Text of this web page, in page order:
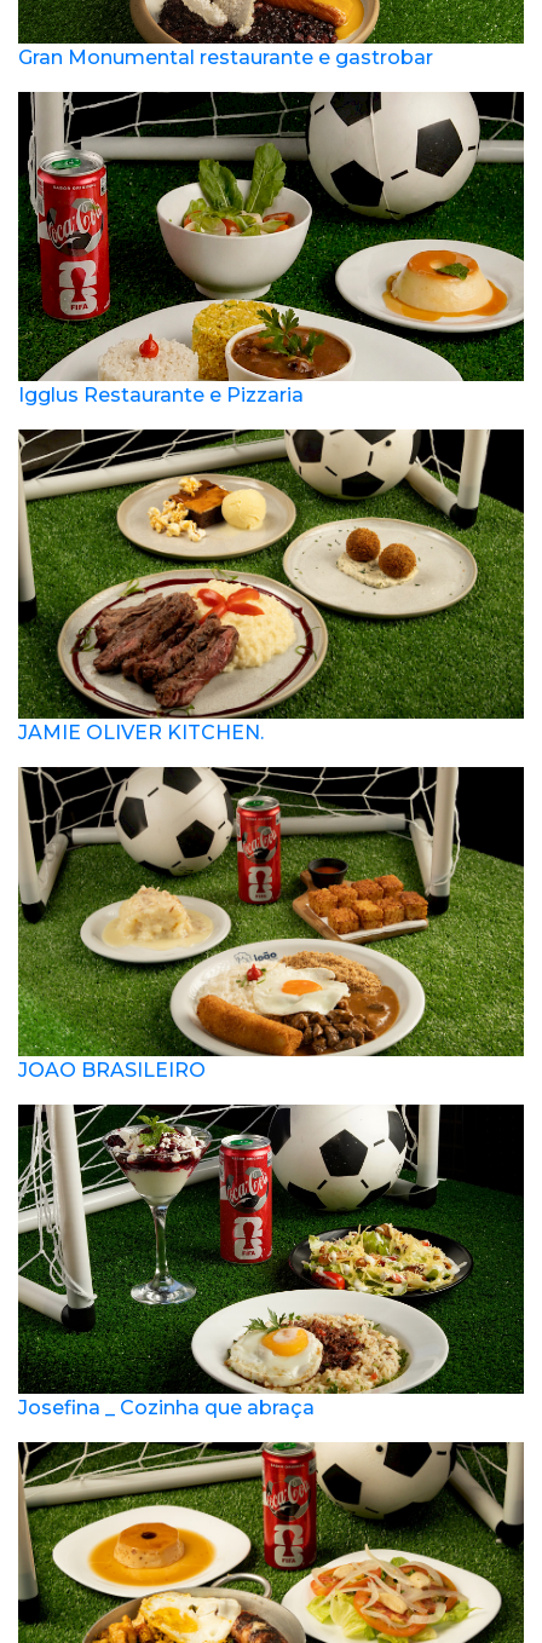
Gran Monumental restaurante e gastrobar
Igglus Restaurante e Pizzaria
JAMIE OLIVER KITCHEN.
JOAO BRASILEIRO
Josefina _ Cozinha que abraça